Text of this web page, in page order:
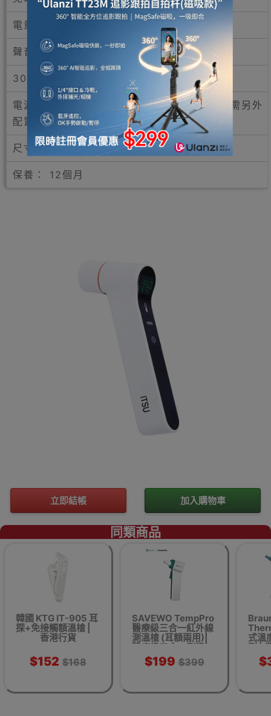
電量顯示
聲音開啟/關閉功能
30秒無操作自動關機
電源： AAA電芯 x 2 （此產品不包含電池，需另外
配置）
尺寸長 x 闊 x 高： 175 x 31 x 72mm
保養： 12個月
立即結帳 加入購物車
同類商品
韓國 KTG IT-905 耳
探+免接觸額溫槍 |
香港行貨
$152 $168
SAVEWO TempPro
醫療級三合一紅外線
測溫槍 (耳額兩用)|
醫療級三合一測溫|1
秒快速量度| 智能發
燒提示燈|32 組記憶
$199 $399
式溫
測 |